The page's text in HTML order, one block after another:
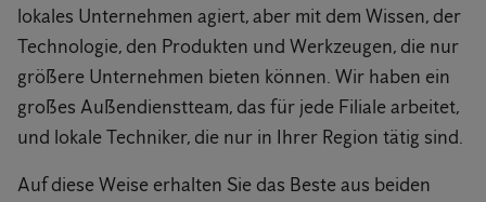
lokales Unternehmen agiert, aber mit dem Wissen, der
Technologie, den Produkten und Werkzeugen, die nur
größere Unternehmen bieten können. Wir haben ein
großes Außendienstteam, das für jede Filiale arbeitet,
und lokale Techniker, die nur in Ihrer Region tätig sind.
Auf diese Weise erhalten Sie das Beste aus beiden